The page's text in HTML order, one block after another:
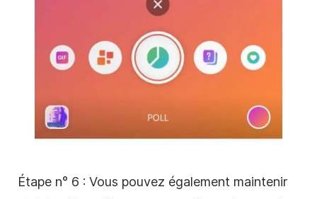
Étape n° 6 : Vous pouvez également maintenir